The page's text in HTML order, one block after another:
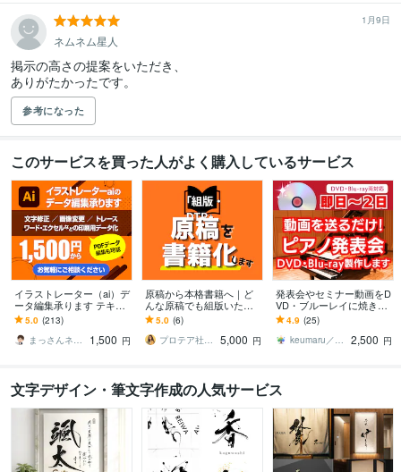
1月9日
ネムネム星人
掲示の高さの提案をいただき、
ありがたかったです。
参考になった
このサービスを買った人がよく購入しているサービス
イラストレーター（ai）デ
ータ編集承ります テキス
トや画像の変更をしたい
方へ。簡単なデータ修正
します。
5.0 (213)
まっさんネット
1,500 円
原稿から本格書籍へ｜ど
んな原稿でも組版いたし
ます InDesign使用の本格
組版！製本サービスまで
一貫対応
5.0 (6)
プロテア社ななえ
5,000 円
発表会やセミナー動画をD
VD・ブルーレイに焼きま
す 安価なのに、スピーデ
ィーかつ高品質にお届
け！即日発送も可能！
4.9 (25)
keumaru／けうまる
2,500 円
文字デザイン・筆文字作成の人気サービス